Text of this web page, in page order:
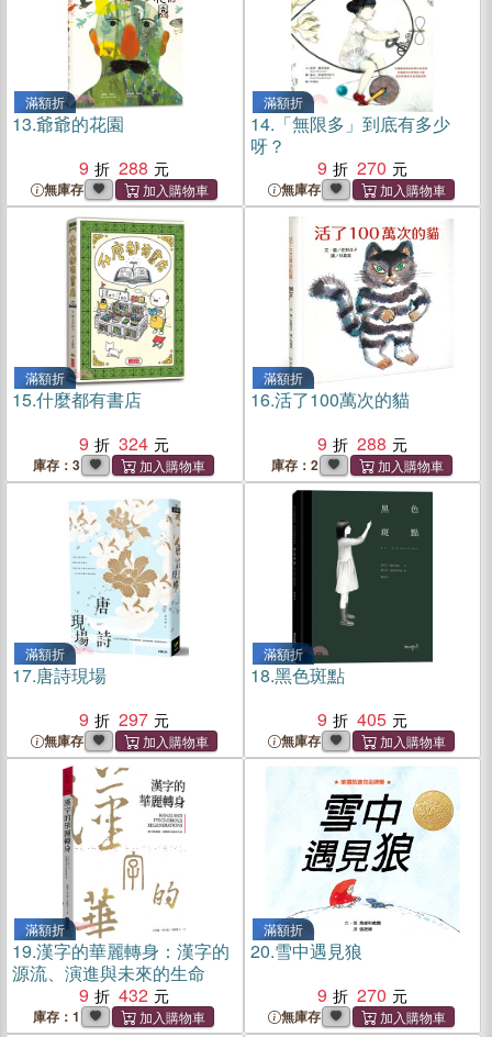
滿額折
13.爺爺的花園
9
288
無庫存
滿額折
14. 「無限多」到底有多少
呀？
9
270
無庫存
滿額折
15.什麼都有書店
9
324
庫存：3
滿額折
16.活了100萬次的貓
9
288
庫存：2
滿額折
17.唐詩現場
9
297
無庫存
滿額折
18.黑色斑點
9
405
無庫存
滿額折
19.漢字的華麗轉身：漢字的
源流、演進與未來的生命
9
432
庫存：1
滿額折
20.雪中遇見狼
9
270
無庫存